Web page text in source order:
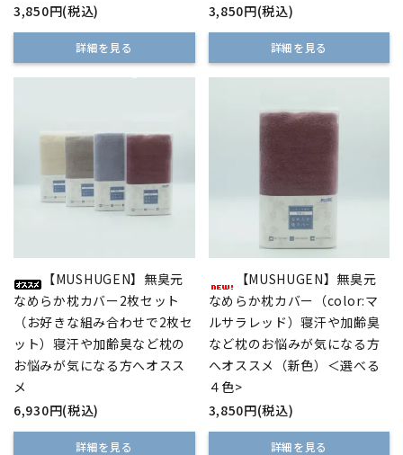
3,850円(税込)
詳細を見る
3,850円(税込)
詳細を見る
【MUSHUGEN】無臭元
なめらか枕カバー2枚セット
（お好きな組み合わせで2枚セ
ット）寝汗や加齢臭など枕の
お悩みが気になる方へオスス
メ
6,930円(税込)
詳細を見る
【MUSHUGEN】無臭元
なめらか枕カバー（color:マ
ルサラレッド）寝汗や加齢臭
など枕のお悩みが気になる方
へオススメ（新色）＜選べる
４色>
3,850円(税込)
詳細を見る